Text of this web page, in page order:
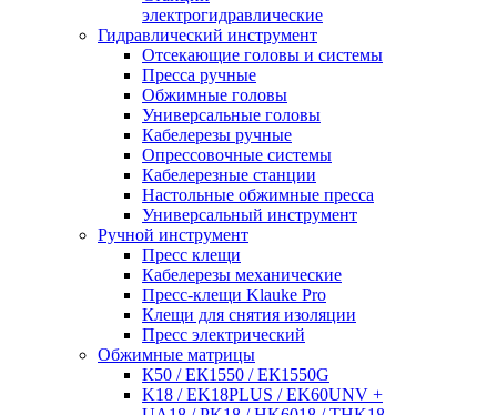
электрогидравлические
Гидравлический инструмент
Отсекающие головы и системы
Пресса ручные
Обжимные головы
Универсальные головы
Кабелерезы ручные
Опрессовочные системы
Кабелерезные станции
Настольные обжимные пресса
Универсальный инструмент
Ручной инструмент
Пресс клещи
Кабелерезы механические
Пресс-клещи Klauke Pro
Клещи для снятия изоляции
Пресс электрический
Обжимные матрицы
К50 / ЕК1550 / ЕК1550G
K18 / EK18PLUS / EK60UNV +